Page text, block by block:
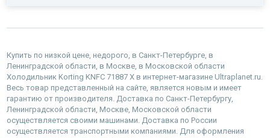
Купить по низкой цене, недорого, в Санкт-Петербурге, в
Ленинградской области, в Москве, в Московской области
Холодильник Korting KNFC 71887 X в интернет-магазине Ultraplanet.ru.
Весь товар представленный на сайте, является новым и имеет
гарантию от производителя. Доставка по Санкт-Петербургу,
Ленинградской области, Москве, Московской области
осуществляется своими машинами. Доставка по России
осуществляется транспортными компаниями. Для оформления